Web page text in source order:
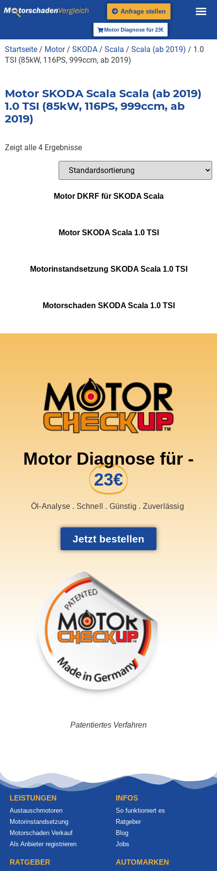
Anfrage stellen
Motor Diagnose für 23€
Startseite / Motor/ SKODA / Scala / Scala (ab 2019) / 1.0
TSI (85kW, 116PS, 999ccm, ab 2019)
Motor SKODA Scala Scala (ab 2019)
1.0 TSI (85kW, 116PS, 999ccm, ab
2019)
Zeigt alle 4 Ergebnisse
Motor DKRF für SKODA Scala
Motor SKODA Scala 1.0 TSI
Motorinstandsetzung SKODA Scala 1.0 TSI
Motorschaden SKODA Scala 1.0 TSI
Motor Diagnose für -
23€
Öl-Analyse . Schnell . Günstig . Zuverlässig
Jetzt bestellen
Patentiertes Verfahren
LEISTUNGEN
Austauschmotoren
Motorinstandsetzung
Motorschaden Verkauf
Als Anbieter registrieren
INFOS
So funktioniert es
Ratgeber
Blog
Jobs
RATGEBER AUTOMARKEN